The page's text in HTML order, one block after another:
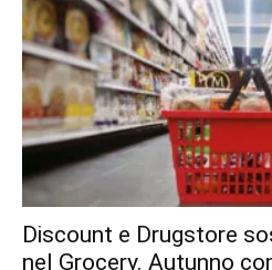
Discount e Drugstore
nel Grocery. Autunno